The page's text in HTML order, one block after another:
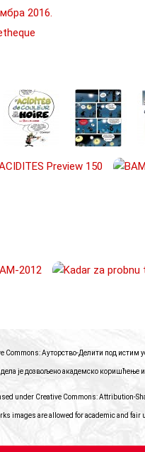
2016.
Commons: Ауторство-Делити под истим
дела је дозвољено академско коришћење
under Creative Commons: Attribution-
images are allowed for academic and fair